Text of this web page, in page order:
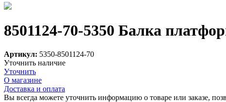
8501124-70-5350 Балка
Артикул: 5350-8501124-70
Уточнить наличие
Уточнить
О магазине
Доставка и оплата
Вы всегда можете уточнить информацию о товаре или заказе,